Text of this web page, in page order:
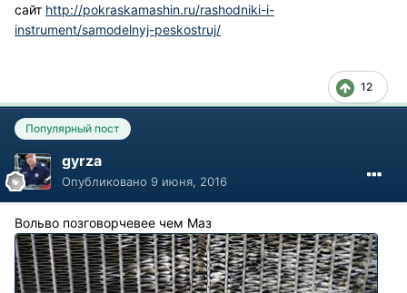
сайт http://pokraskamashin.ru/rashodniki-i-
instrument/samodelnyj-peskostruj/
12
Популярный пост
gyrza
Опубликовано 9 июня, 2016
Вольво позговорчевее чем Маз